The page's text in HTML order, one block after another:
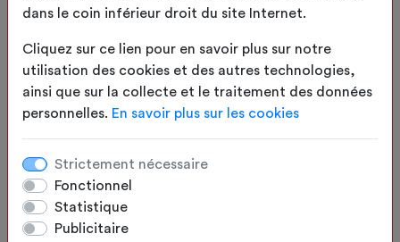
dans le coin inférieur droit du site Internet.
Cliquez sur ce lien pour en savoir plus sur notre
utilisation des cookies et des autres technologies,
ainsi que sur la collecte et le traitement des données
personnelles. En savoir plus sur les cookies
Strictement nécessaire
Fonctionnel
Statistique
Publicitaire
Parasol de jardin